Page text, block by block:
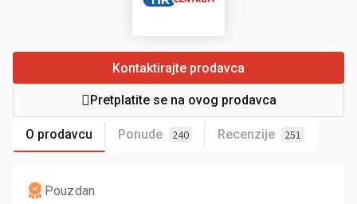
O prodavcu Ponude 240 Recenzije 251
Kontaktirajte prodavca
Pretplatite se na ovog prodavca
Pouzdan